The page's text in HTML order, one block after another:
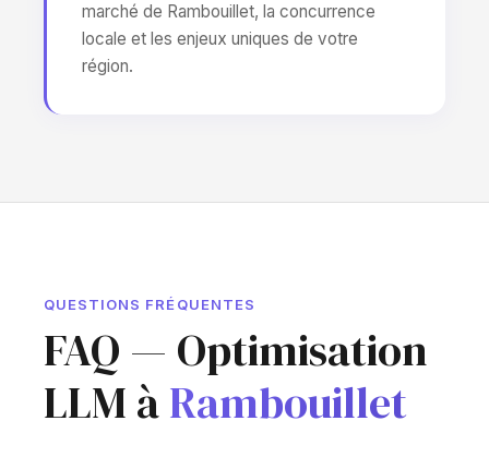
marché de Rambouillet, la concurrence
locale et les enjeux uniques de votre
région.
QUESTIONS FRÉQUENTES
FAQ — Optimisation
LLM àRambouillet